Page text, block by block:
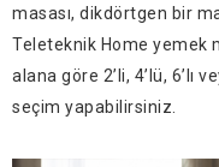
masası, dikdörtgen bir
Teleteknik Home yemek
alana göre 2’li, 4’lü, 6’lı
seçim yapabilirsiniz.